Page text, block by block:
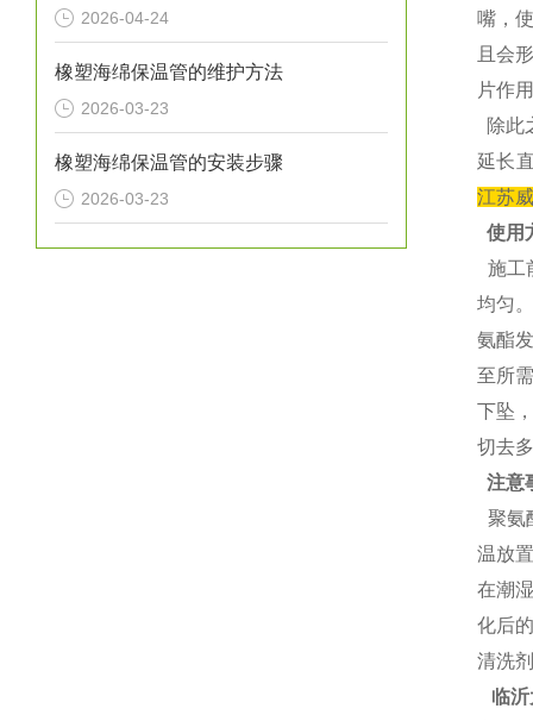
2026-04-24
橡塑海绵保温管的维护方法
2026-03-23
橡塑海绵保温管的安装步骤
2026-03-23
嘴，
且会
片作
除此
延长
江苏
使用
施工
均匀
氨酯
至所
下坠
切去
注意
聚氨
温放
在潮
化后
清洗
临沂